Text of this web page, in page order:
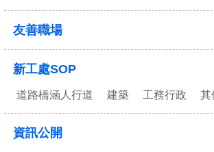
友善職場
新工處SOP
道路橋涵人行道 建築 工務行政 其
資訊公開